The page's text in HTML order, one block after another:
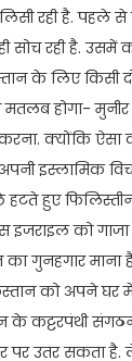
रही है.
सोच रही है. उसमें
के लिए किसी
मतलब होगा-
क्योंकि ऐसा
इस्लामिक
हटते हुए
इजराइल को
गुनहगार माना
को अपने घर
के कट्टरपंथी
पर उतर सकता है.